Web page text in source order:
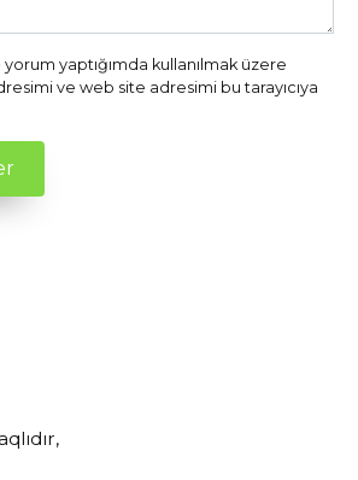
yaptığımda kullanılmak üzere
ve web site adresimi bu tarayıcıya